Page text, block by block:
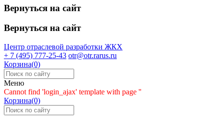
Вернуться на сайт
Вернуться на сайт
Центр отраслевой разработки ЖКХ
+ 7 (495) 777-25-43 otr@otr.rarus.ru
Корзина(0)
Меню
Cannot find 'login_ajax' template with page ''
Корзина(0)